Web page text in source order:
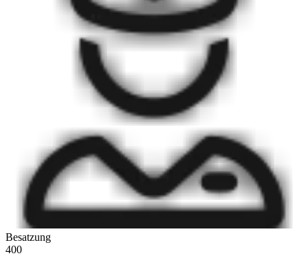
Besatzung
400